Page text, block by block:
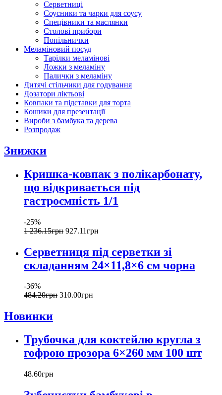
Серветниці
Соусники та чарки для соусу
Спецівники та маслянки
Столові прибори
Попільнички
Меламіновий посуд
Тарілки меламінові
Ложки з меламіну
Палички з меламіну
Дитячі стільчики для годування
Дозатори ліктьові
Ковпаки та підставки для торта
Кошики для презентації
Вироби з бамбука та дерева
Розпродаж
Знижки
Кришка-ковпак з полікарбонату,
що відкривається під
гастроємність 1/1
-25%
1 236.15грн 927.11грн
Серветниця під серветки зі
складанням 24×11,8×6 см чорна
-36%
484.20грн 310.00грн
Новинки
Трубочка для коктейлю кругла з
гофрою прозора 6×260 мм 100 шт
48.60грн